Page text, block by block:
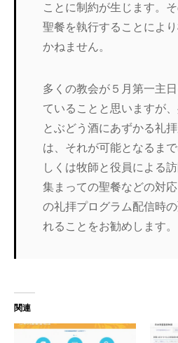
ことに制約が生じます。
聖餐を執行することによ
かねません。
多くの教会が５月第一主
ていることと思いますが
とぶどう酒にあずかる礼
は、それが可能となるま
しくは牧師と役員による
集まっての聖餐などの対
の礼拝プログラム配信時
れることをお勧めします。
関連